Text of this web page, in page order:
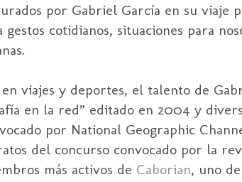
por Gabriel García en su viaje
cotidianos, situaciones para
viajes y deportes, el talento de
en la red” editado en 2004 y
por National Geographic
del concurso convocado por la
más activos de Caborian, uno